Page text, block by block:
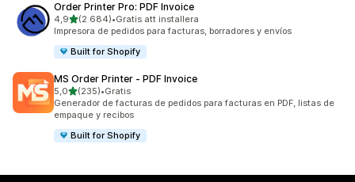
Order Printer Pro: PDF Invoice
4,9av 5 stjärnor
(2 684)
2684 recensioner totalt
•Gratis att installera
Impresora de pedidos para facturas, borradores y envíos
Built for Shopify
MS Order Printer ‑ PDF Invoice
5,0av 5 stjärnor
(235)
235 recensioner totalt
•Gratis
Generador de facturas de pedidos para facturas en PDF, listas de
empaque y recibos
Built for Shopify